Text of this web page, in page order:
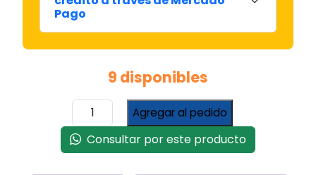
Pago
9 disponibles
Turbina
Agitador
Lavarropas
Bgh/LG
Agregar al pedido
Consultar por este producto